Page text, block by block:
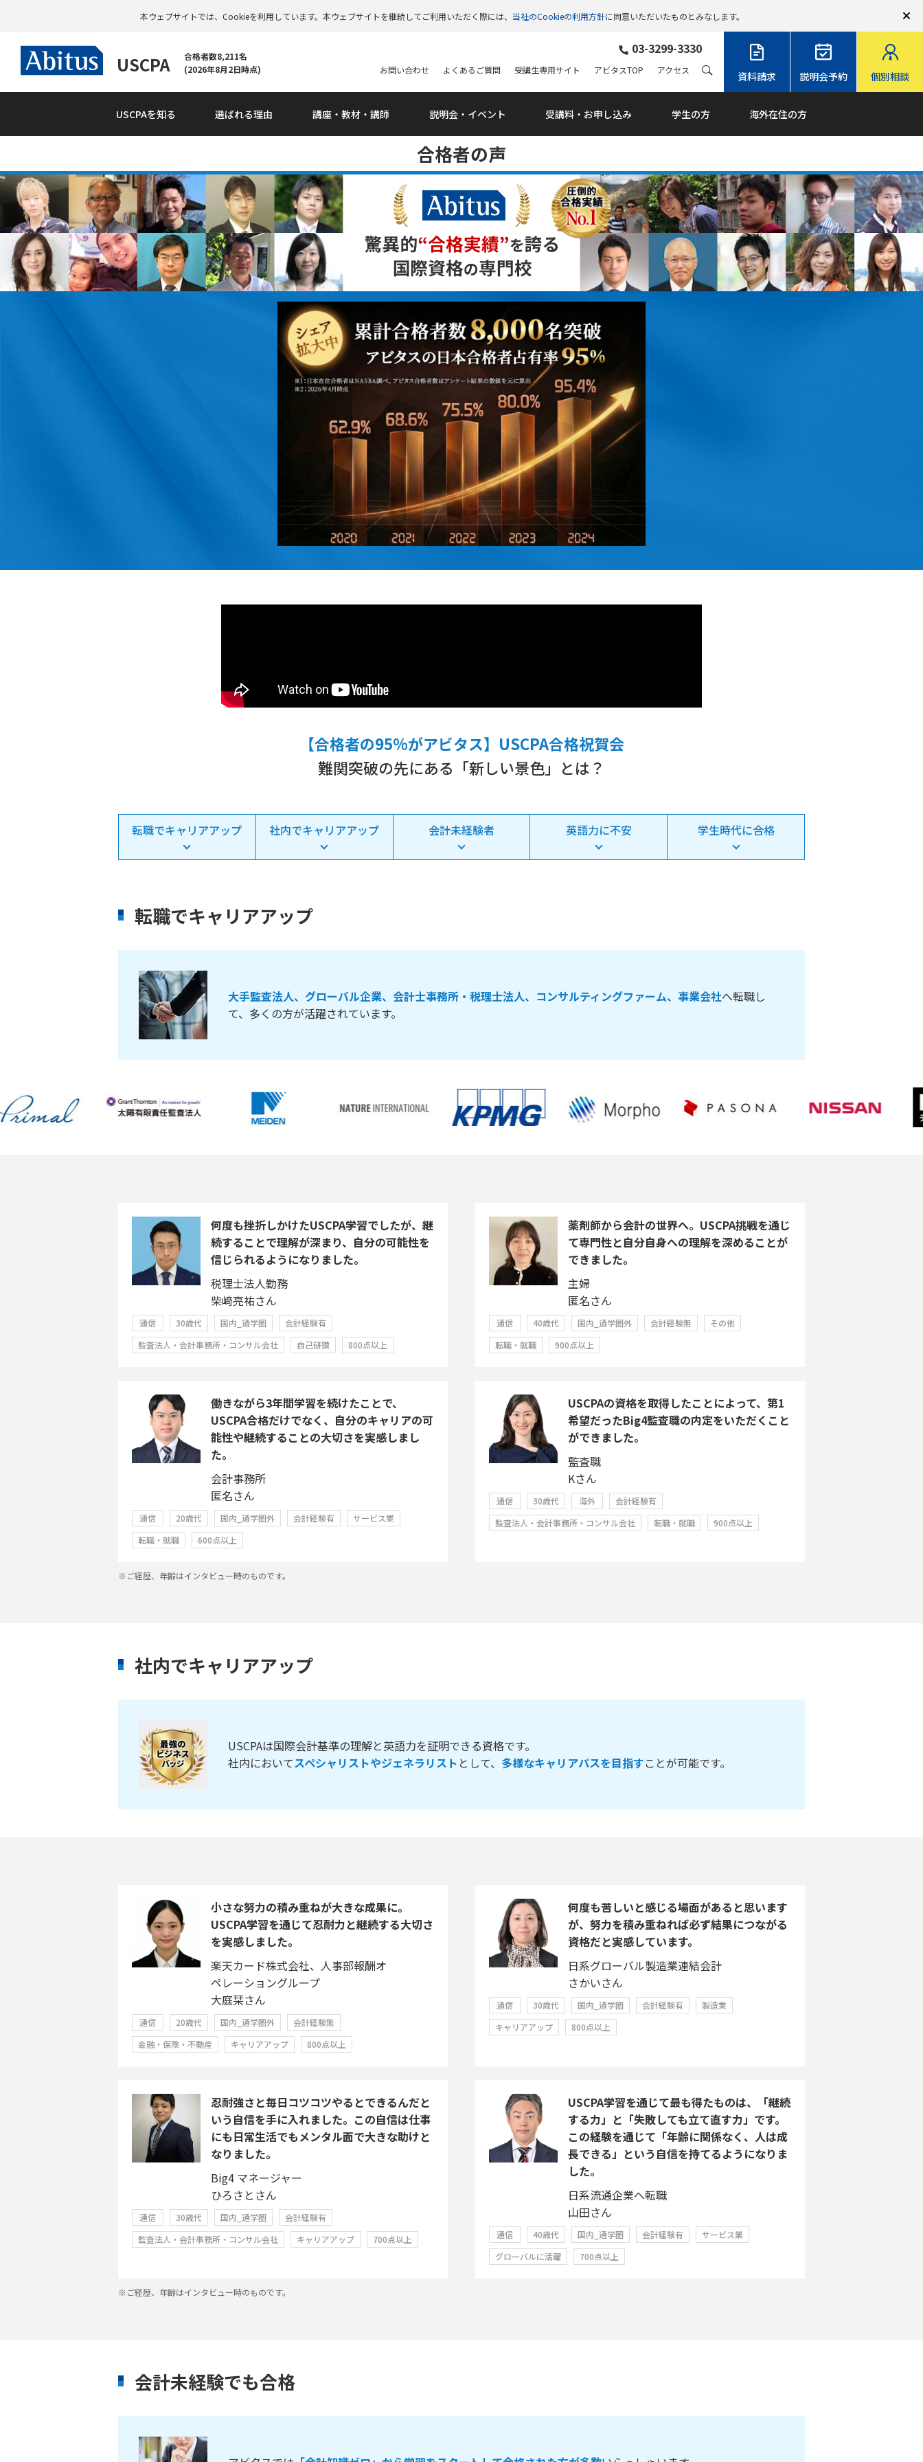
本ウェブサイトでは、Cookieを利用しています。本ウェブサイトを継続してご利用いただく際には、 当社のCookieの利用方針に同意いただいたものとみなします。
USCPA
合格者数8,211名
(2026年8月2日時点)
資料請求 説明会予約 個別相談
03-3299-3330
USCPAを知る 選ばれる理由 講座・教材・講師 説明会・ イベント 受講料・ お申し込み 学生の方 海外在住の方
お問い合わせ よくあるご質問 受講生専用サイト アビタスTOP アクセス
合格者の声
【合格者の95%がアビタス】USCPA合格祝賀会
難関突破の先にある「新しい景色」とは？
転職でキャリアアップ 社内でキャリアアップ 会計未経験者 英語力に不安 学生時代に合格
転職でキャリアアップ
大手監査法人、グローバル企業、会計士事務所・税理士法人、コンサルティングファーム、事業会社へ転職し
て、多くの方が活躍されています。
何度も挫折しかけたUSCPA学習でしたが、継
続することで理解が深まり、自分の可能性を
信じられるようになりました。
税理士法人勤務
柴﨑亮祐さん
通信 30歳代 国内_通学圏
会計経験有
監査法人・会計事務所・コンサル会社
自己研鑽 800点以上
薬剤師から会計の世界へ。USCPA挑戦を通じ
て専門性と自分自身への理解を深めることが
できました。
主婦
匿名さん
通信 40歳代 国内_通学圏外 会計経験無
その他
転職・就職
900点以上
働きながら3年間学習を続けたことで、
USCPA合格だけでなく、自分のキャリアの可
能性や継続することの大切さを実感しまし
た。
会計事務所
匿名さん
通信 20歳代 国内_通学圏外 会計経験有
サービス業
転職・就職
600点以上
USCPAの資格を取得したことによって、第1
希望だったBig4監査職の内定をいただくこと
ができました。
監査職
Kさん
通信 30歳代 海外
会計経験有
監査法人・会計事務所・コンサル会社
転職・就職 900点以上
※ご経歴、年齢はインタビュー時のものです。
社内でキャリアアップ
USCPAは国際会計基準の理解と英語力を証明できる資格です。
社内においてスペシャリストやジェネラリスト として、 多様なキャリアパスを目指すことが可能です。
小さな努力の積み重ねが大きな成果に。
USCPA学習を通じて忍耐力と継続する大切さ
を実感しました。
楽天カード株式会社、人事部報酬オ
ペレーショングループ
大庭栞さん
通信 20歳代 国内_通学圏外
会計経験無
金融・保険・不動産
キャリアアップ 800点以上
何度も苦しいと感じる場面があると思います
が、努力を積み重ねれば必ず結果につながる
資格だと実感しています。
日系グローバル製造業連結会計
さかいさん
通信 30歳代 国内_通学圏 会計経験有
製造業
キャリアアップ
800点以上
忍耐強さと毎日コツコツやるとできるんだと
いう自信を手に入れました。この自信は仕事
にも日常生活でもメンタル面で大きな助けと
なりました。
Big4 マネージャー
ひろさとさん
通信 30歳代 国内_通学圏
会計経験有
監査法人・会計事務所・コンサル会社
キャリアアップ 700点以上
USCPA学習を通じて最も得たものは、「継続
する力」と「失敗しても立て直す力」です。
この経験を通じて「年齢に関係なく、人は成
長できる」という自信を持てるようになりま
した。
日系流通企業へ転職
山田さん
通信 40歳代 国内_通学圏 会計経験有
サービス業
グローバルに活躍
700点以上
※ご経歴、年齢はインタビュー時のものです。
会計未経験でも合格